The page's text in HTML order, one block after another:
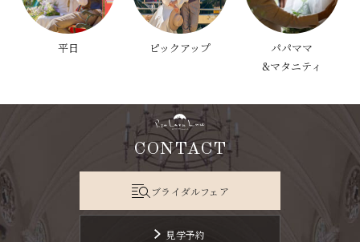
平日 ピックアップ
パパママ
&マタニティ
CONTACT
ブライダルフェア
見学予約